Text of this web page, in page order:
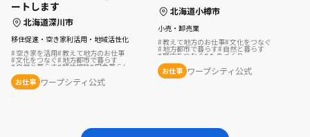
ートします
北海道深川市
移住促進・空き家利活用・地域活性化
空き家を活用 教えて地方のお仕事
文化をつなぐ 地方都市で暮らす
自然と暮らす 移住相談 田舎暮らし
夢の暮らし
お仕事 ワープシティ公式
北海道小樽市
小売・卸売業
教えて地方のお仕事 文化をつなぐ
地方都市で暮らす 自然と暮らす
歴史をつむぐ
ものづくり
お仕事 ワープシティ公式